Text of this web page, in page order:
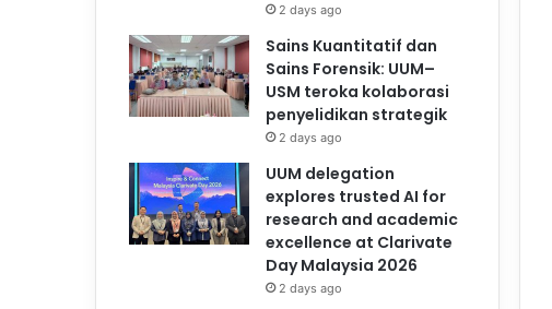
2 days ago
Sains Kuantitatif dan
Sains Forensik: UUM–
USM teroka kolaborasi
penyelidikan strategik
2 days ago
UUM delegation
explores trusted AI for
research and academic
excellence at Clarivate
Day Malaysia 2026
2 days ago